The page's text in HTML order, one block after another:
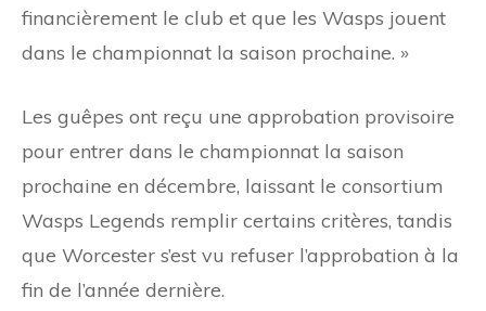
financièrement le club et que les Wasps jouent
dans le championnat la saison prochaine. »
Les guêpes ont reçu une approbation provisoire
pour entrer dans le championnat la saison
prochaine en décembre, laissant le consortium
Wasps Legends remplir certains critères, tandis
que Worcester s’est vu refuser l’approbation à la
fin de l’année dernière.